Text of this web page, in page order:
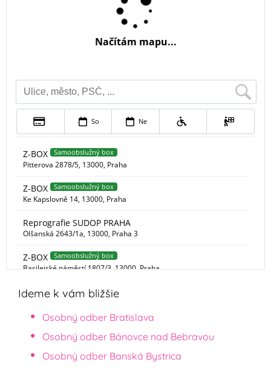
Ideme k vám bližšie
Osobný odber Bratislava
Osobný odber Bánovce nad Bebravou
Osobný odber Banská Bystrica